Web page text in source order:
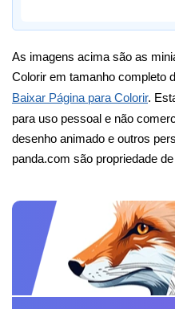
As imagens acima são as
Colorir em tamanho completo
Baixar Página para Colorir.
para uso pessoal e não
desenho animado e outros
panda.com são propriedade